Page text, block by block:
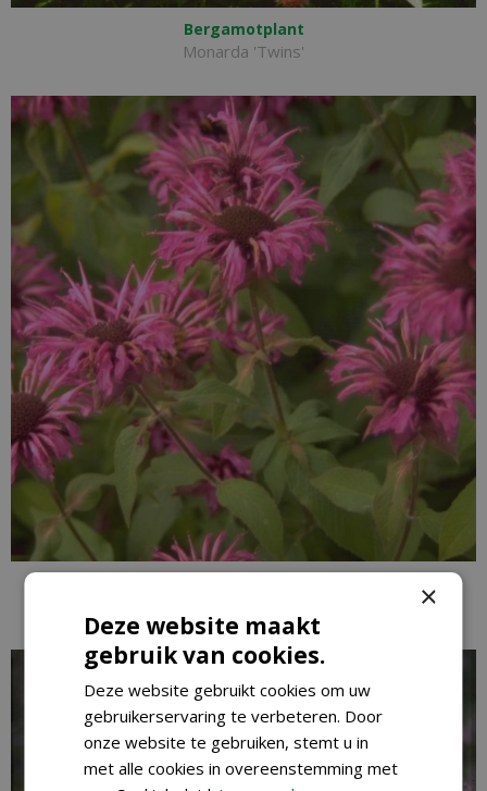
Bergamotplant
Monarda 'Twins'
×
Deze website maakt
gebruik van cookies.
Deze website gebruikt cookies om uw
gebruikerservaring te verbeteren. Door
onze website te gebruiken, stemt u in
met alle cookies in overeenstemming met